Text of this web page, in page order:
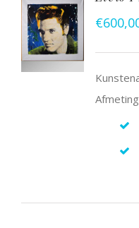
TOEVOEGEN
AAN
WINKELWAGEN
€